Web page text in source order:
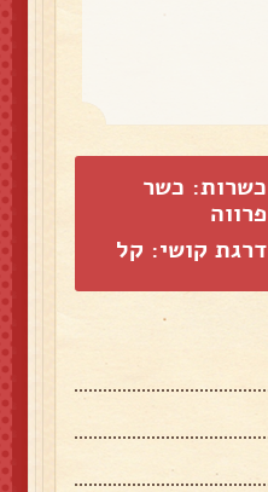
כשרות: כשר
פרווה
דרגת קושי: קל